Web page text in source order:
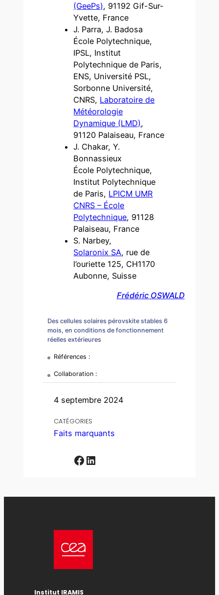
Des cellules solaires pérovskite stables 6
mois, en conditions de fonctionnement
réelles extérieures
Références :
Collaboration :
4 septembre 2024
CATÉGORIES
Faits marquants
Facebook LinkedIn
(GeePs), 91192 Gif-Sur-
Yvette, France
J. Parra, J. Badosa
École Polytechnique,
IPSL, Institut
Polytechnique de Paris,
ENS, Université PSL,
Sorbonne Université,
CNRS, Laboratoire de
Météorologie
Dynamique (LMD),
91120 Palaiseau, France
J. Chakar, Y.
Bonnassieux
École Polytechnique,
Institut Polytechnique
de Paris, LPICM UMR
CNRS – École
Polytechnique, 91128
Palaiseau, France
S. Narbey,
Solaronix SA, rue de
l’ouriette 125, CH1170
Aubonne, Suisse
Frédéric OSWALD
Institut IRAMIS